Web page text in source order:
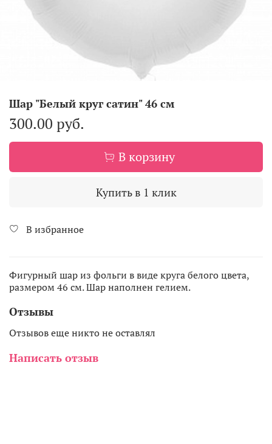
Шар "Белый круг сатин" 46 см
300.00 руб.
В корзину
Купить в 1 клик
В избранное
Фигурный шар из фольги в виде круга белого цвета,
размером 46 см. Шар наполнен гелием.
Отзывы
Отзывов еще никто не оставлял
Написать отзыв